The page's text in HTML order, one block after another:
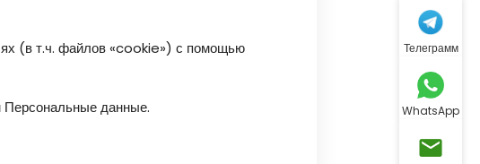
Телеграмм
WhatsApp
(в т.ч. файлов «cookie») с помощью
данные.